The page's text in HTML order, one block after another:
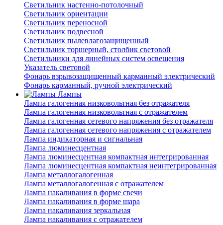
Светильник настенно-потолочный
Светильник ориентации
Светильник переносной
Светильник подвесной
Светильник пылевлагозащищенный
Светильник торшерный, столбик световой
Светильники для линейных систем освещения
Указатель световой
Фонарь взрывозащищенный карманный электрический
Фонарь карманный, ручной электрический
Лампы
Лампа галогенная низковольтная без отражателя
Лампа галогенная низковольтная с отражателем
Лампа галогенная сетевого напряжения без отражателя
Лампа галогенная сетевого напряжения с отражателем
Лампа индикаторная и сигнальная
Лампа люминесцентная
Лампа люминесцентная компактная интегрированная
Лампа люминесцентная компактная неинтегрированная
Лампа металлогалогенная
Лампа металлогалогенная с отражателем
Лампа накаливания в форме свечи
Лампа накаливания в форме шара
Лампа накаливания зеркальная
Лампа накаливания с отражателем